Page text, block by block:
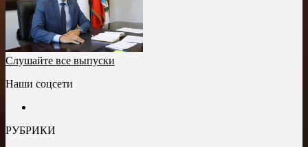
Слушайте все выпуски
Наши соцсети
РУБРИКИ